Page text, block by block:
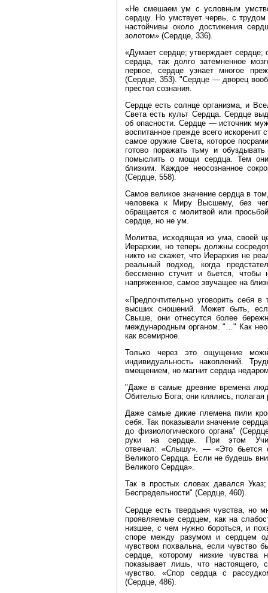
«Не смешаем ум с условным
сердцу. Но умствует червь, с
настойчивы около достижения
золотом» (Сердце, 336).
«Думает сердце; утверждает сердце;
сердца, так долго затемненное
первое, сердце узнает многое
(Сердце, 353). "Сердце — дворец
престол сознания.
Сердце есть солнце организма, и
Света есть культ Сердца. Сердце
об опасности. Сердце — источник
воспитанное прежде всего искоренит
самое оружие Света, которое
готово поражать тьму и
помыслить о мощи сердца. Тем
близким. Каждое неосознанное
(Сердце, 558).
Самое великое значение сердца в
человека к Миру Высшему, без
обращается с молитвой или
сердце, но не ум.
Молитва, исходящая из ума, своей
Иерархии, но теперь должны
никто не скажет, что Иерархия не
реальный подход, когда
бессменно стучит и бьется,
напряженное, самое звучащее на
«Предпочтительно уговорить себя
высших сношений. Может быть,
Свыше, они отнесутся более
международным органом. "…" Как
как всемирное.
Только через это ощущение
индивидуальность накоплений.
вмещением, но магнит сердца
"Даже в самые древние времена
Обителью Бога; они клялись, полагая
Даже самые дикие племена пили
себя. Так показывали значение
до физиологического органа"
руки на сердце. При этом
отвечал: «Слышу». — «Это бьется
Великого Сердца. Если не будешь
Великого Сердца».
Так в простых словах давался
Беспредельности" (Сердце, 460).
Сердце есть твердыня чувства, но
проявляемые сердцем, как на
низшее, с чем нужно бороться, и
споре между разумом и сердцем
чувством похвальна, если чувство
сердце, которому низкие
показывает лишь, что
чувство. «Спор сердца с
(Сердце, 486).